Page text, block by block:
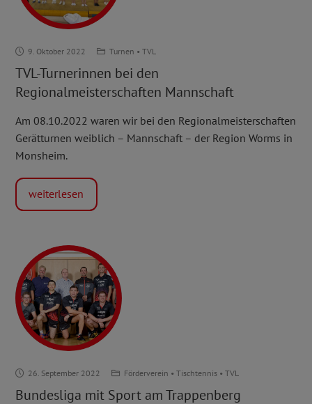
Turnerinnen
bei
den
Mannschaft
9. Oktober 2022 Turnen • TVL
TVL-Turnerinnen bei den
Regionalmeisterschaften Mannschaft
Am 08.10.2022 waren wir bei den Regionalmeisterschaften
Gerätturnen weiblich – Mannschaft – der Region Worms in
Monsheim.
weiterlesen
mit
Sport
26. September 2022 Förderverein • Tischtennis• TVL
Bundesliga mit Sport am Trappenberg